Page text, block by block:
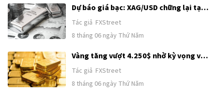
nông nghiệp (NFP) của Mỹ
Dự báo giá bạc: XAG/USD chững lại tại
62,00$ sau đà tăng kéo dài hai ngày
Tác giả FXStreet
8 tháng 06 ngày Thứ Năm
Vàng tăng vượt 4.250$ nhờ kỳ vọng về
thỏa thuận Mỹ–Iran
Tác giả FXStreet
8 tháng 06 ngày Thứ Năm